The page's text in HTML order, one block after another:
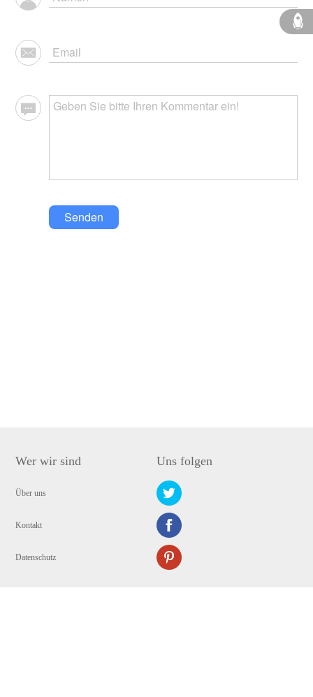
Senden
Wer wir sind
Über uns
Kontakt
Datenschutz
Uns folgen